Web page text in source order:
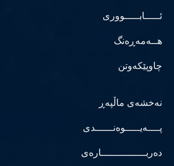
ئـــــابـــــووری
هــەمەڕەنگ
چاوپێکەوتن
نەخشەی ماڵپەڕ
پــــەیـــــوەنــــــدی
دەربـــــــــــــــارەی